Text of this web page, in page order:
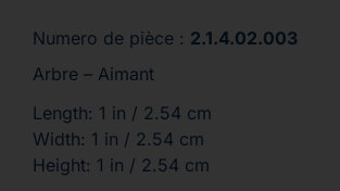
Numero de pièce : 2.1.4.02.003
Arbre – Aimant
Length: 1 in / 2.54 cm
Width: 1 in / 2.54 cm
Height: 1 in / 2.54 cm